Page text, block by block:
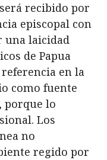
recibido por
episcopal con
una laicidad
de Papua
en la
como fuente
porque lo
Los
no
regido por